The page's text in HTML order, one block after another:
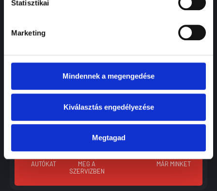
Statisztikai
Marketing
Mindennek a megengedése
Kiválasztás engedélyezése
Megtagad
taxi, viszünk,
Kedvezményes
csereautó
Időpontfoglalás
ÉVE
SZERVIZELÜNK
AUTÓKAT
245,000+
KOCSI
FORDULT MÁR
MEG A
SZERVIZBEN
16,000
AUTÓT
ÉRTÉKESÍTETTÜNK
AUTÓTULAJ
VÁLASZOTT
MÁR MINKET